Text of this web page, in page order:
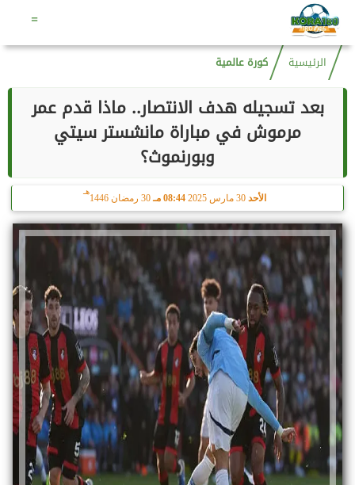
=
الرئيسية كورة عالمية
بعد تسجيله هدف الانتصار.. ماذا قدم عمر
مرموش في مباراة مانشستر سيتي
وبورنموث؟
الأحد 30 مارس 2025 08:44 مـ 30 رمضان 1446
هـ